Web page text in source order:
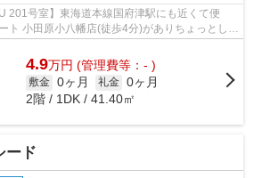
201号室】東海道本線国府津駅にも近くて便
ト 小田原小八幡店(徒歩4分)がありちょっとした
線国府津周...
4.9万円 (管理費等：- )
敷金 0ヶ月 礼金 0ヶ月
2階 / 1DK / 41.40㎡
ード